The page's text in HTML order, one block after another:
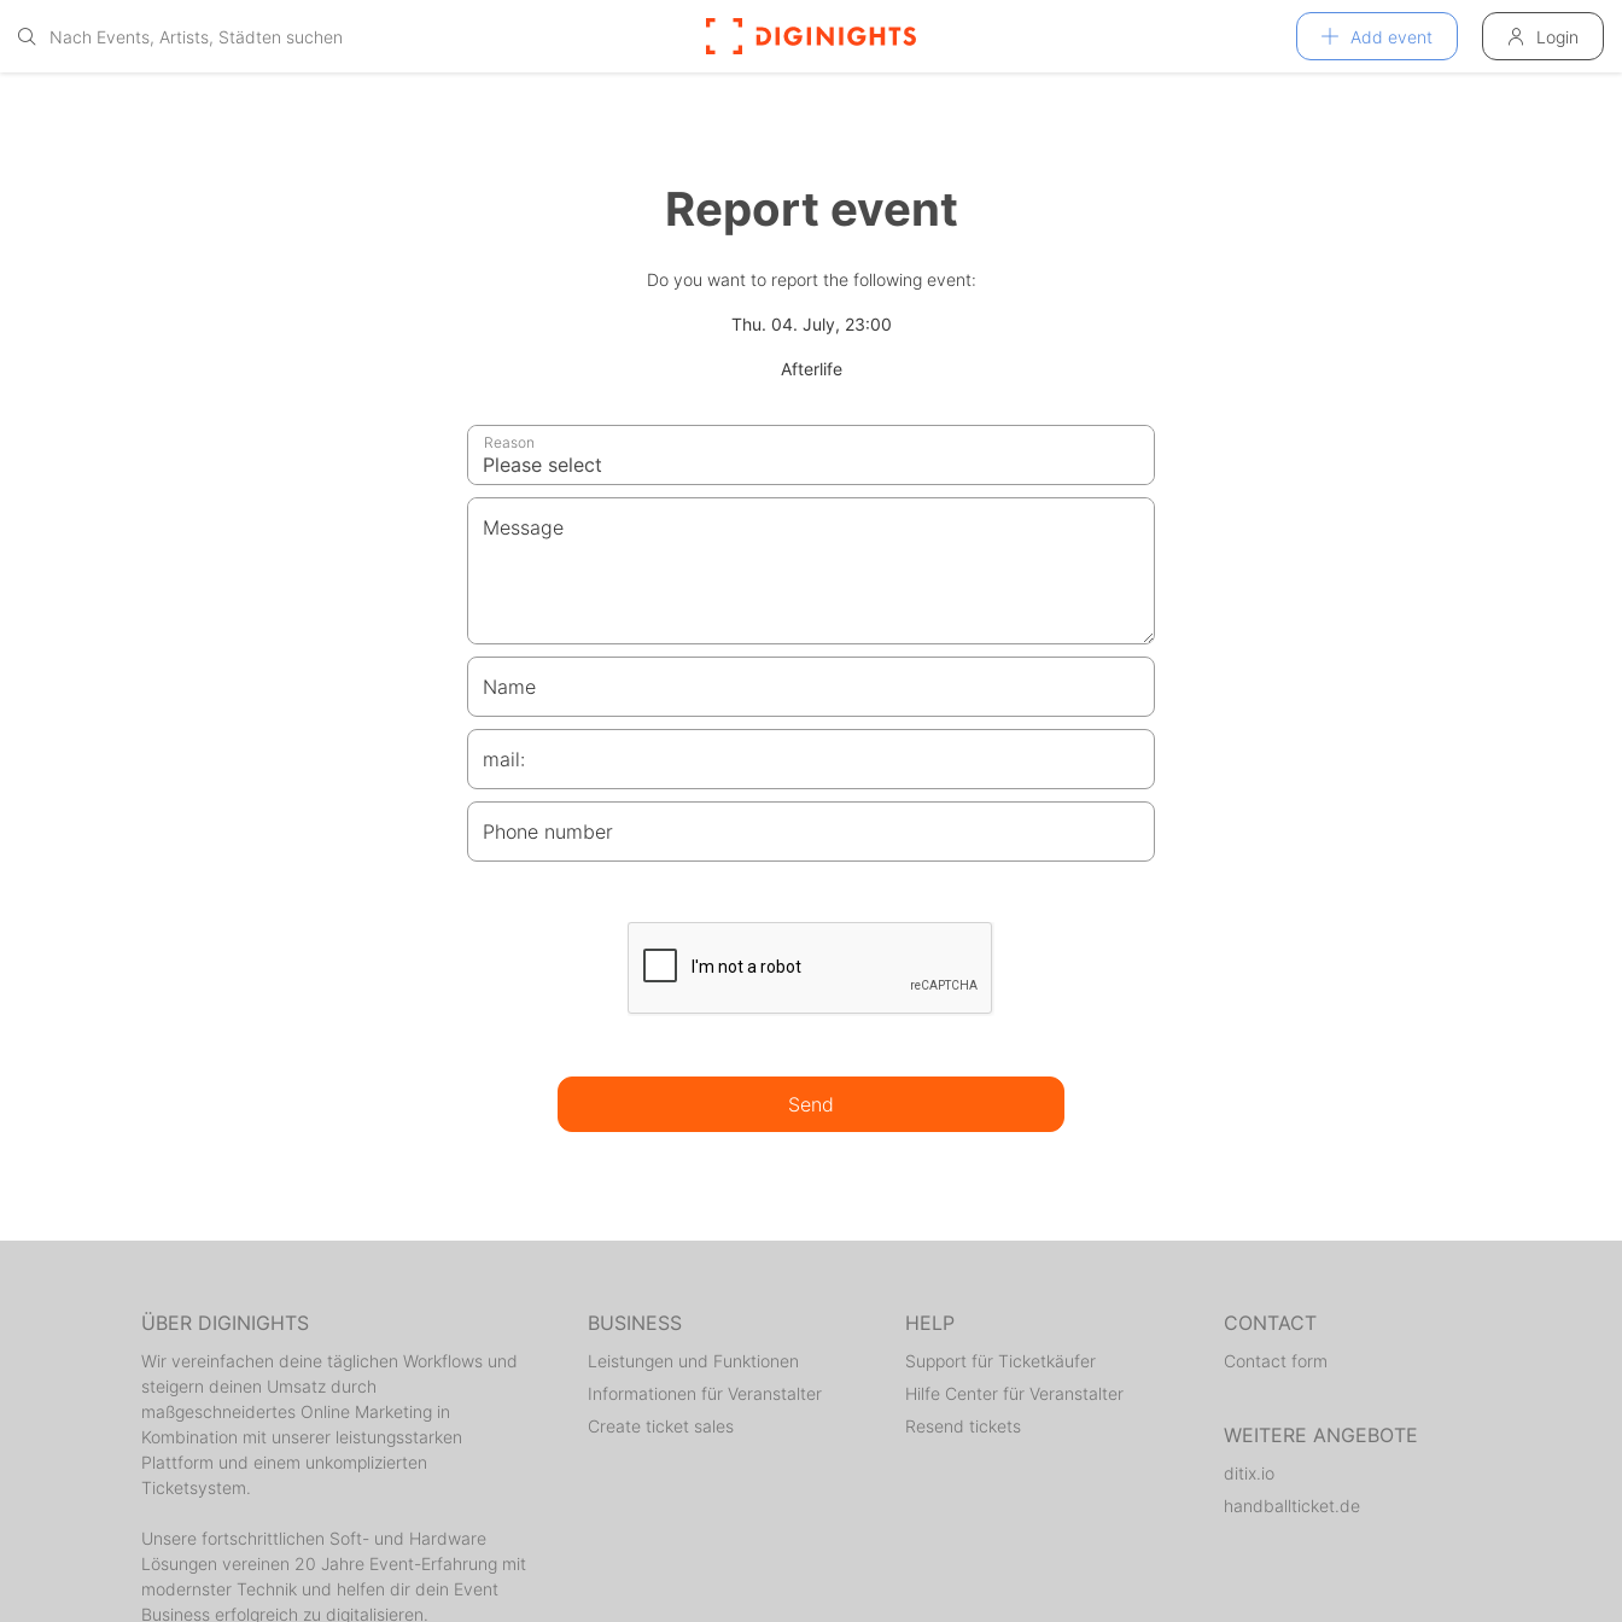
Add event Login
Report event
Do you want to report the following event:
Thu. 04. July, 23:00
Afterlife
Reason
Message
Name
mail:
Phone number
Send
ÜBER DIGINIGHTS
Wir vereinfachen deine täglichen Workflows und
steigern deinen Umsatz durch
maßgeschneidertes Online Marketing in
Kombination mit unserer leistungsstarken
Plattform und einem unkomplizierten
Ticketsystem.
Unsere fortschrittlichen Soft- und Hardware
Lösungen vereinen 20 Jahre Event-Erfahrung mit
modernster Technik und helfen dir dein Event
Business erfolgreich zu digitalisieren.
BUSINESS
Leistungen und Funktionen
Informationen für Veranstalter
Create ticket sales
HELP
Support für Ticketkäufer
Hilfe Center für Veranstalter
Resend tickets
CONTACT
Contact form
WEITERE ANGEBOTE
ditix.io
handballticket.de